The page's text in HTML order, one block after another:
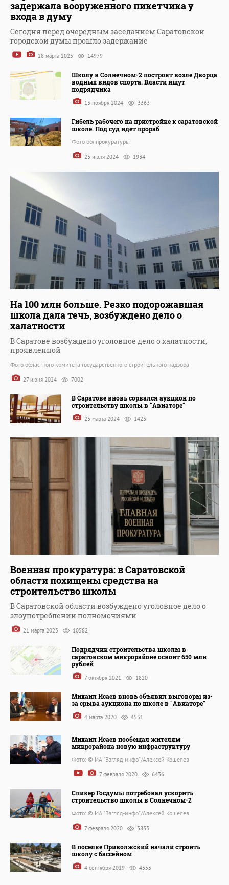
задержала вооруженного пикетчика у
входа в думу
Сегодня перед очередным заседанием Саратовской
городской думы прошло задержание
28 марта 2025 14979
Школу в Солнечном-2 построят возле Дворца
водных видов спорта. Власти ищут
подрядчика
13 ноября 2024 3363
Гибель рабочего на пристройке к саратовской
школе. Под суд идет прораб
Фото облпрокуратуры
25 июля 2024 1934
На 100 млн больше. Резко подорожавшая
школа дала течь, возбуждено дело о
халатности
В Саратове возбуждено уголовное дело о халатности,
проявленной
Фото областного комитета государственного строительного надзора
27 июня 2024 7002
В Саратове вновь сорвался аукцион по
строительству школы в "Авиаторе"
25 марта 2024 1425
Военная прокуратура: в Саратовской
области похищены средства на
строительство школы
В Саратовской области возбуждено уголовное дело о
злоупотреблении полномочиями
21 марта 2023 10582
Подрядчик строительства школы в
саратовском микрорайоне освоит 650 млн
рублей
7 октября 2021 1820
Михаил Исаев вновь объявил выговоры из-
за срыва аукциона по школе в "Авиаторе"
4 марта 2020 4551
Михаил Исаев пообещал жителям
микрорайона новую инфраструктуру
Фото: © ИА "Взгляд-инфо"/Алексей Кошелев
7 февраля 2020 6436
Спикер Госдумы потребовал ускорить
строительство школы в Солнечном-2
Фото: © ИА "Взгляд-инфо"/Алексей Кошелев
7 февраля 2020 3833
В поселке Приволжский начали строить
школу с бассейном
4 сентября 2019 4553